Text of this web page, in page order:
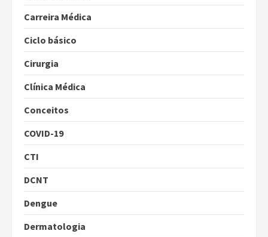
Carreira Médica
Ciclo básico
Cirurgia
Clínica Médica
Conceitos
COVID-19
CTI
DCNT
Dengue
Dermatologia